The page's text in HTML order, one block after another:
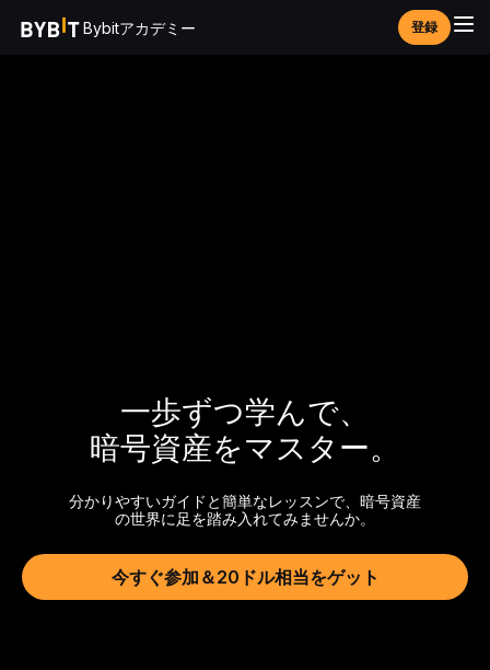
Bybitアカデミー 登録
一歩ずつ学んで、
暗号資産をマスター。
分かりやすいガイドと簡単なレッスンで、暗号資産
の世界に足を踏み入れてみませんか。
今すぐ参加＆20ドル相当をゲット